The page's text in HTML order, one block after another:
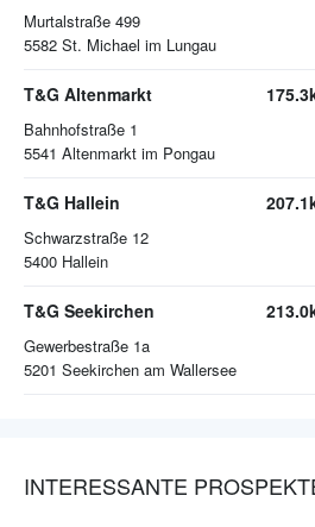
Murtalstraße 499
5582 St. Michael im Lungau
T&G Altenmarkt
Bahnhofstraße 1
5541 Altenmarkt im Pongau
T&G Hallein
Schwarzstraße 12
5400 Hallein
T&G Seekirchen
Gewerbestraße 1a
5201 Seekirchen am Wallersee
INTERESSANTE